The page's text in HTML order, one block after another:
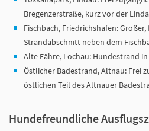
Bregenzerstraße, kurz vor der
Fischbach, Friedrichshafen:
Strandabschnitt neben dem
Alte Fähre, Lochau: Hundestrand
Östlicher Badestrand, Altnau: Frei
östlichen Teil des Altnauer
Hundefreundliche